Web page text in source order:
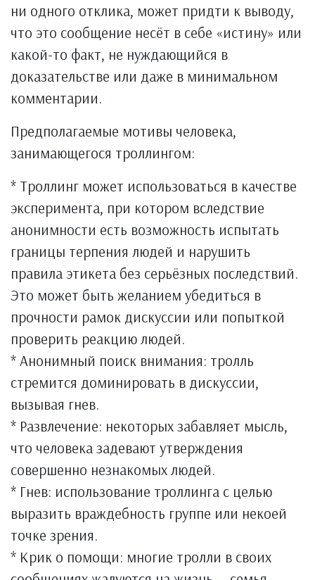
ни одного отклика, может придти к выводу,
что это сообщение несёт в себе «истину» или
какой-то факт, не нуждающийся в
доказательстве или даже в минимальном
комментарии.
Предполагаемые мотивы человека,
занимающегося троллингом:
* Троллинг может использоваться в качестве
эксперимента, при котором вследствие
анонимности есть возможность испытать
границы терпения людей и нарушить
правила этикета без серьёзных последствий.
Это может быть желанием убедиться в
прочности рамок дискуссии или попыткой
проверить реакцию людей.
* Анонимный поиск внимания: тролль
стремится доминировать в дискуссии,
вызывая гнев.
* Развлечение: некоторых забавляет мысль,
что человека задевают утверждения
совершенно незнакомых людей.
* Гнев: использование троллинга с целью
выразить враждебность группе или некоей
точке зрения.
* Крик о помощи: многие тролли в своих